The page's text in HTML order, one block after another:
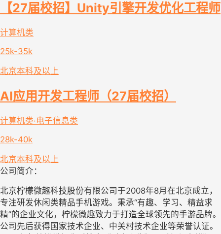
【27届校招】Unity引擎开发优化工程师
计算机类
25k-35k
北京本科及以上
AI应用开发工程师（27届校招）
计算机类·电子信息类
28k-40k
北京本科及以上
公司简介：
北京柠檬微趣科技股份有限公司于2008年8月在北京成立，
专注研发休闲类精品手机游戏。秉承“有趣、学习、精益求
精”的企业文化，柠檬微趣致力于打造全球领先的手游品牌。
公司先后获得国家技术企业、中关村技术企业等荣誉认证。